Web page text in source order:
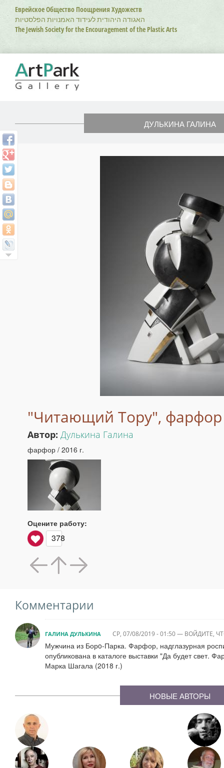
Перейти
основному
содержанию
Еврейское Общество Поощрения Художеств
האגודה היהודית לעידוד האמנויות הפלסטיות
The Jewish Society for the Encouragement of the Plastic Arts
ДУЛЬКИНА ГАЛИНА
"Читающий Тору", фарфор
Автор: Дулькина Галина
фарфор / 2016 г.
Оцените работу:
378
Комментарии
ГАЛИНА ДУЛЬКИНА СР, 07/08/2019 - 01:50— ВОЙДИТЕ,
Мужчина из Борo-Парка. Фарфор, надглазурная
опубликована в каталоге выставки "Да будет свет.
Марка Шагала (2018 г.)
НОВЫЕ АВТОРЫ